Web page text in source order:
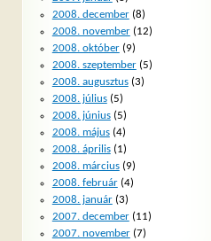
2008. december(8)
2008. november(12)
2008. október(9)
2008. szeptember(5)
2008. augusztus(3)
2008. július(5)
2008. június(5)
2008. május(4)
2008. április(1)
2008. március(9)
2008. február(4)
2008. január(3)
2007. december(11)
2007. november(7)